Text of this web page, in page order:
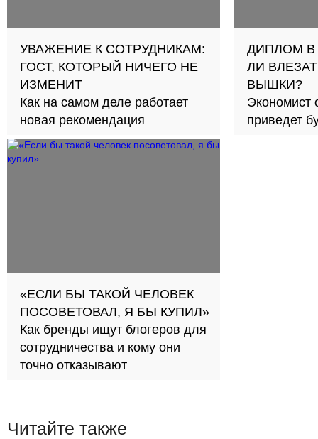
УВАЖЕНИЕ К СОТРУДНИКАМ:
ГОСТ, КОТОРЫЙ НИЧЕГО НЕ
ИЗМЕНИТ
Как на самом деле работает
новая рекомендация
ДИПЛОМ В
ЛИ
ВЫШКИ?
Экономист
приведет
«ЕСЛИ БЫ ТАКОЙ ЧЕЛОВЕК
ПОСОВЕТОВАЛ, Я БЫ КУПИЛ»
Как бренды ищут блогеров для
сотрудничества и кому они
точно отказывают
Читайте также